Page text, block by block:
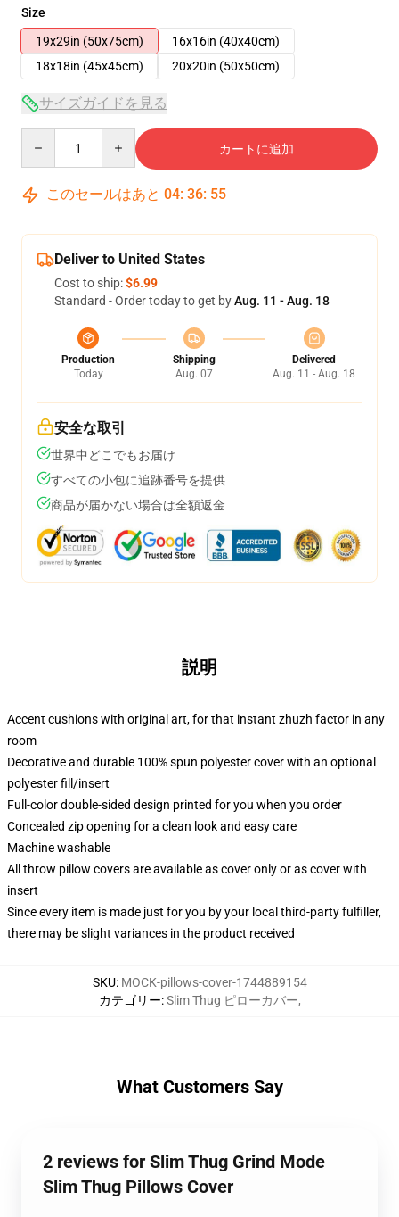
Size
19x29in (50x75cm)
16x16in (40x40cm)
18x18in (45x45cm)
20x20in (50x50cm)
サイズガイドを見る
カートに追加
このセールはあと 04: 36: 55
Deliver to United States
Cost to ship:$6.99
Standard - Order today to get byAug. 11 - Aug. 18
Production
Today
Shipping
Aug. 07
Delivered
Aug. 11 - Aug. 18
安全な取引
世界中どこでもお届け
すべての小包に追跡番号を提供
商品が届かない場合は全額返金
説明
Accent cushions with original art, for that instant zhuzh factor in any
room
Decorative and durable 100% spun polyester cover with an optional
polyester fill/insert
Full-color double-sided design printed for you when you order
Concealed zip opening for a clean look and easy care
Machine washable
All throw pillow covers are available as cover only or as cover with
insert
Since every item is made just for you by your local third-party fulfiller,
there may be slight variances in the product received
SKU: MOCK-pillows-cover-1744889154
カテゴリー:Slim Thug ピローカバー,
What Customers Say
2 reviews for Slim Thug Grind Mode
Slim Thug Pillows Cover